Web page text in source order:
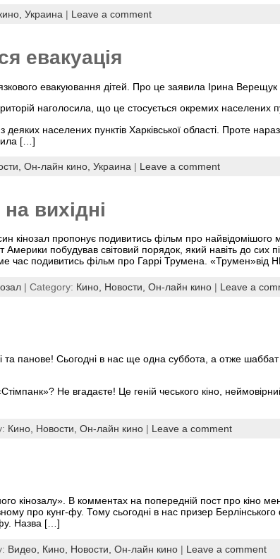
Украина | Leave a comment
евакуація
евакуювання дітей. Про це заявила Ірина
наголосила, що це стосується окремих населених
деяких населених пунктів Харківської області. Проте
[…]
Он-лайн кино, Украина | Leave a comment
вихідні
кінозал пропонує подивитись фільм про найвідомішого
побудував світовий порядок, який навіть до сих
час подивитись фільм про Гаррі Трумена. «Трумен»від
| Category: Кино, Новости, Он-лайн кино | Leave a
та панове! Сьогодні в нас ще одна суббота, а отже
Не вгадаєте! Це геній чеського кіно,
Кино, Новости, Он-лайн кино | Leave a comment
кінозалу». В комментах на попередній пост про кіно
про кунг-фу. Тому сьогодні в нас призер
Назва […]
Видео, Кино, Новости, Он-лайн кино | Leave a comment